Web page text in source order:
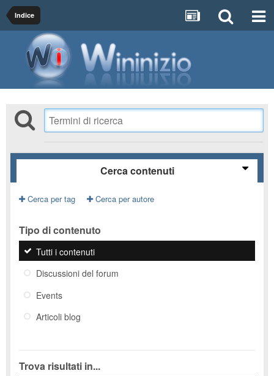
Indice
Cerca contenuti
Cerca per tag Cerca per autore
Tipo di contenuto
Tutti i contenuti
Discussioni del forum
Events
Articoli blog
Trova risultati in...